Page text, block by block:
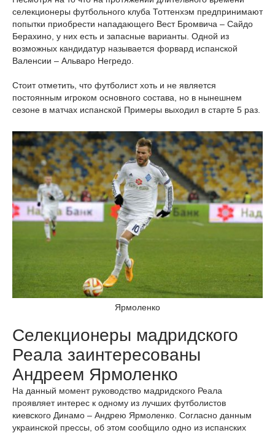
селекционеры футбольного клуба Тоттенхэм предпринимают
попытки приобрести нападающего Вест Бромвича – Сайдо
Берахино, у них есть и запасные варианты. Одной из
возможных кандидатур называется форвард испанской
Валенсии – Альваро Негредо.
Стоит отметить, что футболист хоть и не является
постоянным игроком основного состава, но в нынешнем
сезоне в матчах испанской Примеры выходил в старте 5 раз.
Ярмоленко
Селекционеры мадридского
Реала заинтересованы
Андреем Ярмоленко
На данный момент руководство мадридского Реала
проявляет интерес к одному из лучших футболистов
киевского Динамо – Андрею Ярмоленко. Согласно данным
украинской прессы, об этом сообщило одно из испанских